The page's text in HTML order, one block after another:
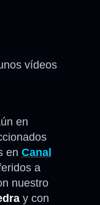
vídeos
en
en Canal
a
nuestro
y con